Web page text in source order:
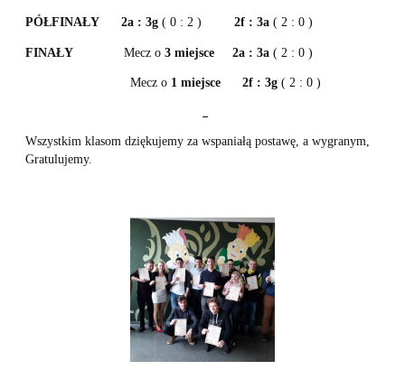
PÓŁFINAŁY2a : 3g ( 0 : 2 )2f : 3a ( 2 : 0 )
FINAŁYMecz o3 miejsce2a : 3a ( 2 : 0 )
Mecz o 1 miejsce2f : 3g ( 2 : 0 )
Wszystkim klasom dziękujemy za wspaniałą postawę, a wygranym,
Gratulujemy.